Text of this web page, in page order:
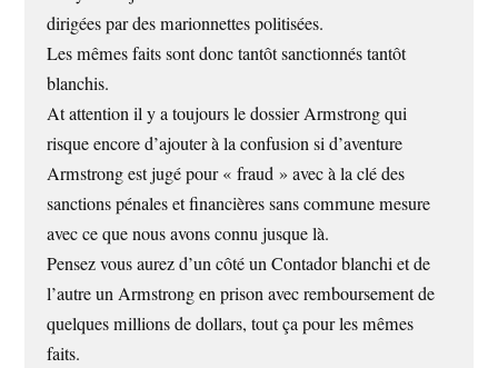
dirigées par des marionnettes politisées.
Les mêmes faits sont donc tantôt sanctionnés tantôt
blanchis.
At attention il y a toujours le dossier Armstrong qui
risque encore d’ajouter à la confusion si d’aventure
Armstrong est jugé pour « fraud » avec à la clé des
sanctions pénales et financières sans commune mesure
avec ce que nous avons connu jusque là.
Pensez vous aurez d’un côté un Contador blanchi et de
l’autre un Armstrong en prison avec remboursement de
quelques millions de dollars, tout ça pour les mêmes
faits.